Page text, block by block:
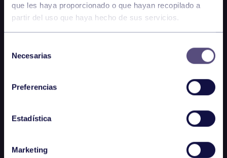
que les haya proporcionado o que hayan recopilado a
partir del uso que haya hecho de sus servicios.
Necesarias
Preferencias
Estadística
Marketing